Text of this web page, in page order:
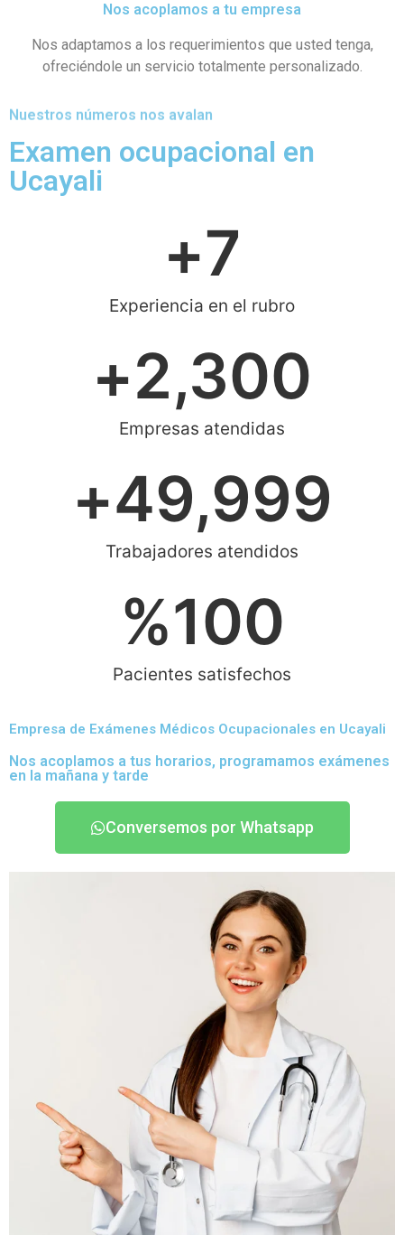
Nos acoplamos a tu empresa
Nos adaptamos a los requerimientos que usted tenga,
ofreciéndole un servicio totalmente personalizado.
Nuestros números nos avalan
Examen ocupacional en
Ucayali
Experiencia en el rubro
+7
Empresas atendidas
+2,300
Trabajadores atendidos
+49,999
Pacientes satisfechos
%100
Empresa de Exámenes Médicos Ocupacionales en Ucayali
Nos acoplamos a tus horarios, programamos exámenes
en la mañana y tarde
Conversemos por Whatsapp